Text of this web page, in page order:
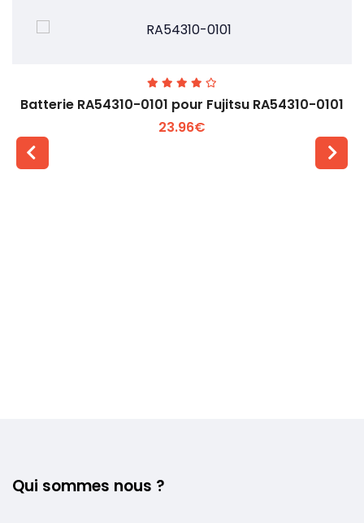
Batterie RA54310-0101 pour Fujitsu RA54310-0101
23.96€
Qui sommes nous ?